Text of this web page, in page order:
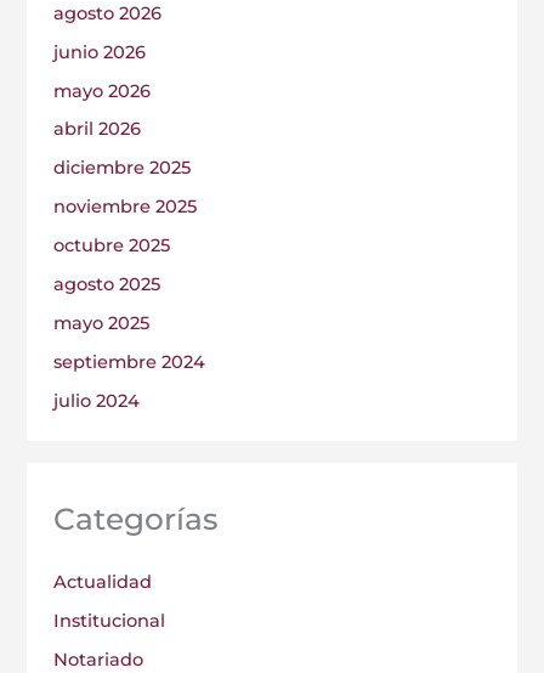
agosto 2026
junio 2026
mayo 2026
abril 2026
diciembre 2025
noviembre 2025
octubre 2025
agosto 2025
mayo 2025
septiembre 2024
julio 2024
Categorías
Actualidad
Institucional
Notariado